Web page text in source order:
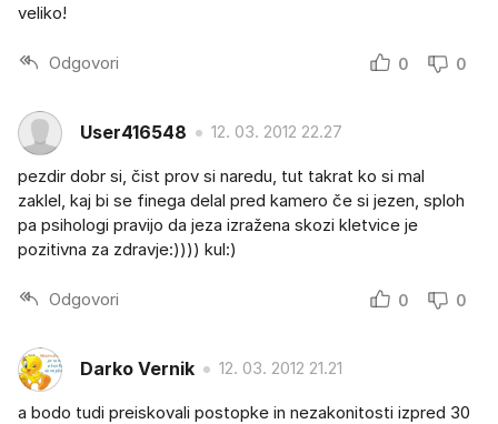
veliko!
Odgovori 0 0
User416548 12. 03. 2012 22.27
pezdir dobr si, čist prov si naredu, tut takrat ko si mal
zaklel, kaj bi se finega delal pred kamero če si jezen, sploh
pa psihologi pravijo da jeza izražena skozi kletvice je
pozitivna za zdravje:)))) kul:)
Odgovori 0 0
Darko Vernik 12. 03. 2012 21.21
a bodo tudi preiskovali postopke in nezakonitosti izpred 30